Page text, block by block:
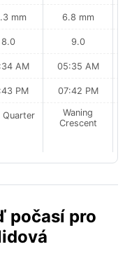
mm
8.0
AM
PM
Quarter
6.8 mm
9.0
05:35 AM
07:42 PM
Waning
Crescent
počasí pro